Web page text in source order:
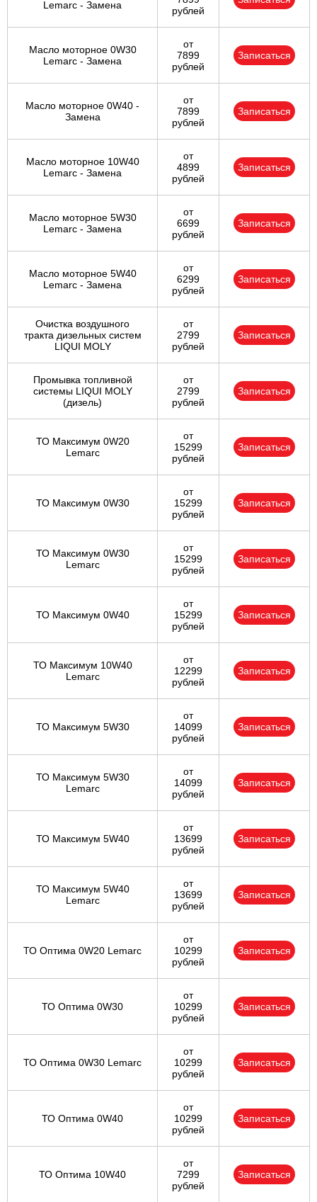
Lemarc - Замена
рублей
Масло моторное 0W30
Lemarc - Замена
от
7899
рублей
Записаться
Масло моторное 0W40 -
Замена
от
7899
рублей
Записаться
Масло моторное 10W40
Lemarc - Замена
от
4899
рублей
Записаться
Масло моторное 5W30
Lemarc - Замена
от
6699
рублей
Записаться
Масло моторное 5W40
Lemarc - Замена
от
6299
рублей
Записаться
Очистка воздушного
тракта дизельных систем
LIQUI MOLY
от
2799
рублей
Записаться
Промывка топливной
системы LIQUI MOLY
(дизель)
от
2799
рублей
Записаться
ТО Максимум 0W20
Lemarc
от
15299
рублей
Записаться
ТО Максимум 0W30
от
15299
рублей
Записаться
ТО Максимум 0W30
Lemarc
от
15299
рублей
Записаться
ТО Максимум 0W40
от
15299
рублей
Записаться
ТО Максимум 10W40
Lemarc
от
12299
рублей
Записаться
ТО Максимум 5W30
от
14099
рублей
Записаться
ТО Максимум 5W30
Lemarc
от
14099
рублей
Записаться
ТО Максимум 5W40
от
13699
рублей
Записаться
ТО Максимум 5W40
Lemarc
от
13699
рублей
Записаться
ТО Оптима 0W20 Lemarc
от
10299
рублей
Записаться
ТО Оптима 0W30
от
10299
рублей
Записаться
ТО Оптима 0W30 Lemarc
от
10299
рублей
Записаться
ТО Оптима 0W40
от
10299
рублей
Записаться
ТО Оптима 10W40
от
7299
рублей
Записаться